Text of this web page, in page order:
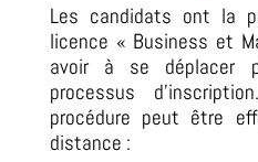
Les candidats ont la
licence « Business et
avoir à se déplacer
processus
procédure peut être
distance :